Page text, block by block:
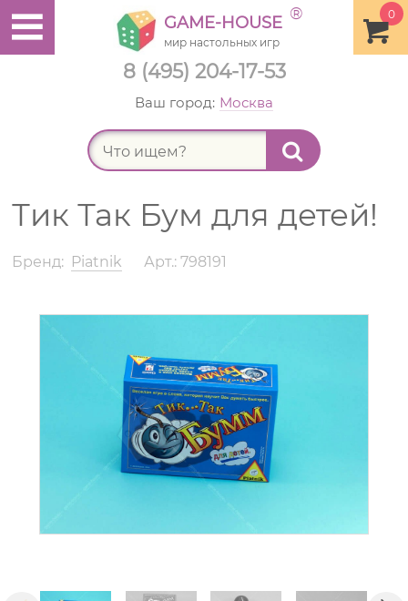
8 (495) 204-17-53
0
GAME-HOUSE ®
мир настольных игр
Ваш город: Москва
Тик Так Бум для детей!
Бренд: Piatnik Арт.: 798191